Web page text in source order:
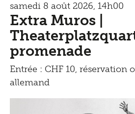
samedi 8 août 2026, 14h00
Extra Muros |
promenade
Entrée : CHF 10, réservation
allemand